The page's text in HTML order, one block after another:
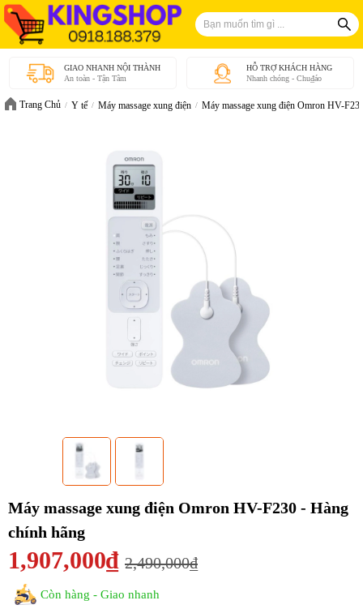
GIAO NHANH NỘI THÀNH
An toàn - Tận Tâm
HỖ TRỢ KHÁCH HÀNG
Nhanh chóng - Chu₫áo
Trang Chủ Y tế Máy massage xung điện Máy massage xung điện Omron HV-
Máy massage xung điện Omron HV-F230 - Hàng
chính hãng
1,907,000₫ 2,490,000₫
Còn hàng - Giao nhanh